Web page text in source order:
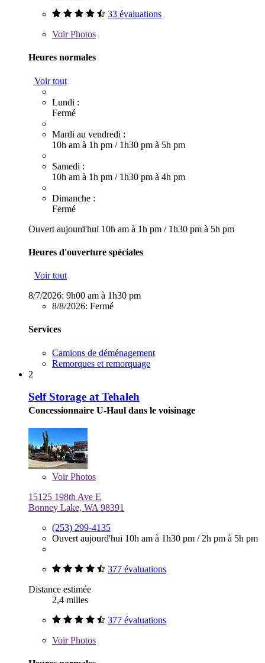
33 évaluations
VoirPhotos
Heures normales
Voir tout
Lundi :
Fermé
Mardi au vendredi :
10h am à 1h pm / 1h30 pm à 5h pm
Samedi :
10h am à 1h pm / 1h30 pm à 4h pm
Dimanche :
Fermé
Ouvert aujourd'hui 10h am à 1h pm / 1h30 pm à 5h pm
Heures d'ouverture spéciales
Voir tout
8/7/2026: 9h00 am à 1h30 pm
8/8/2026: Fermé
Services
Camions de déménagement
Remorques et remorquage
2
Self Storage at Tehaleh
Concessionnaire U-Haul dans le voisinage
VoirPhotos
15125 198th Ave E
Bonney Lake, WA 98391
(253) 299-4135
Ouvert aujourd'hui 10h am à 1h30 pm / 2h pm à 5h pm
377 évaluations
Distance estimée
2,4 milles
377 évaluations
VoirPhotos